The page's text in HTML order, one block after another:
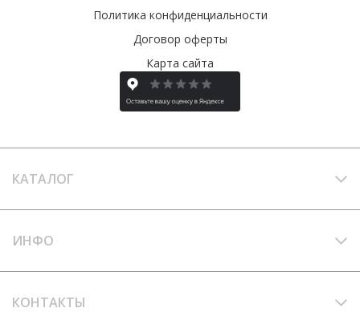
Политика конфиденциальности
Договор оферты
Карта сайта
КАТАЛОГ
ИНФО
КОНТАКТЫ